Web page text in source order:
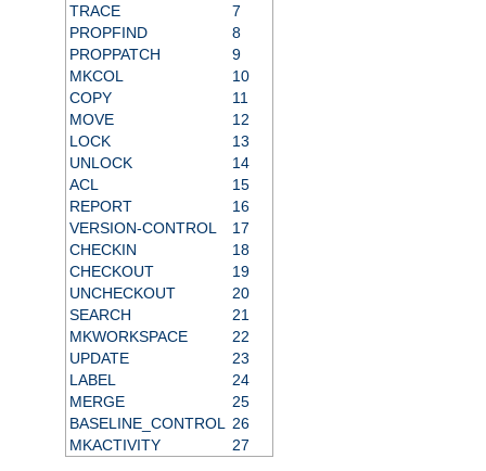
TRACE
7
PROPFIND
8
PROPPATCH
9
MKCOL
10
COPY
11
MOVE
12
LOCK
13
UNLOCK
14
ACL
15
REPORT
16
VERSION-CONTROL
17
CHECKIN
18
CHECKOUT
19
UNCHECKOUT
20
SEARCH
21
MKWORKSPACE
22
UPDATE
23
LABEL
24
MERGE
25
BASELINE_CONTROL
26
MKACTIVITY
27